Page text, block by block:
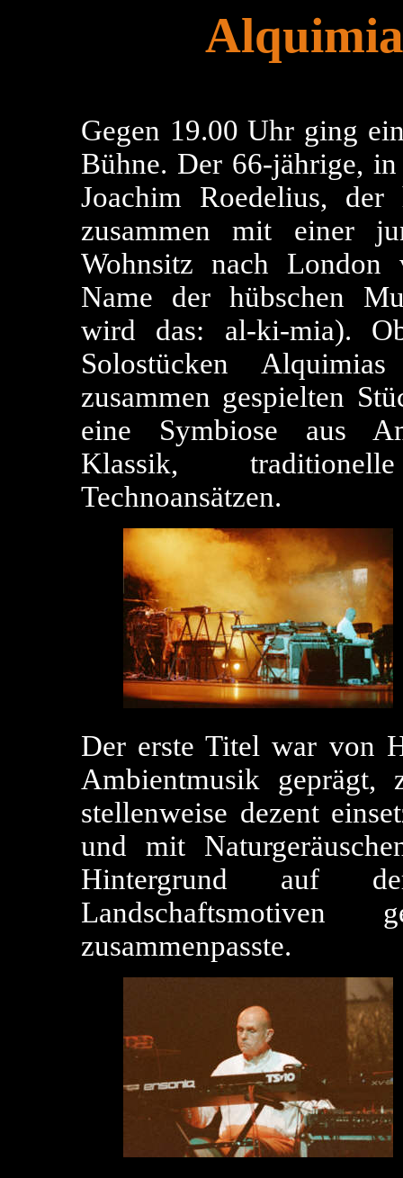
Gegen 19.00 Uhr ging
Bühne. Der 66-jährige,
Joachim Roedelius,
zusammen mit einer
Wohnsitz nach
Name der hübschen
wird das: al-ki-mia).
Solostücken
zusammen gespielten
eine Symbiose aus
Klassik,
Technoansätzen.
Der erste Titel war von
Ambientmusik
stellenweise dezent
und mit
Hintergrund auf
zusammenpasste.